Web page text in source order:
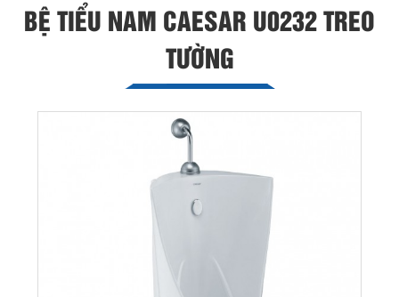
BỆ TIỂU NAM CAESAR U0232 TREO
TƯỜNG